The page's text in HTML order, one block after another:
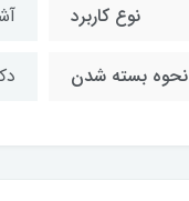
نوع کاربرد
نحوه بسته شدن